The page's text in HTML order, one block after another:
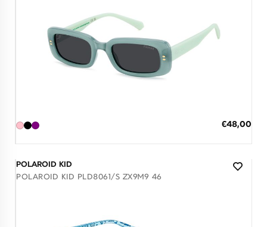
Ειδική
€48,00
POLAROID KID
POLAROID KID PLD8061/S ZX9M9 46